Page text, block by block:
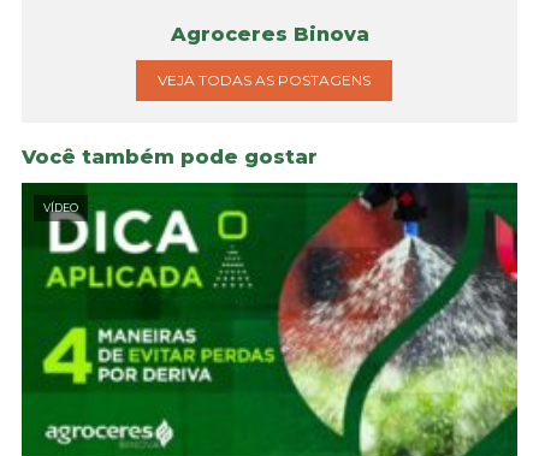
Agroceres Binova
VEJA TODAS AS POSTAGENS
Você também pode gostar
VÍDEO